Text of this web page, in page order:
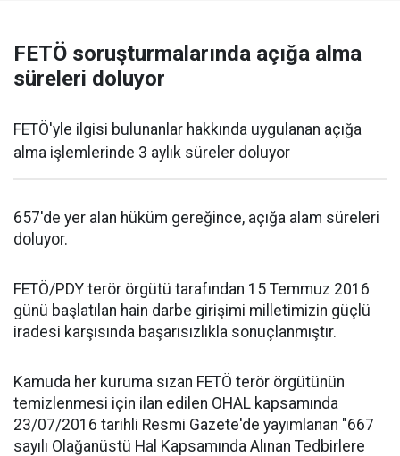
FETÖ soruşturmalarında açığa alma
süreleri doluyor
FETÖ'yle ilgisi bulunanlar hakkında uygulanan açığa
alma işlemlerinde 3 aylık süreler doluyor
657'de yer alan hüküm gereğince, açığa alam süreleri
doluyor.
FETÖ/PDY terör örgütü tarafından 15 Temmuz 2016
günü başlatılan hain darbe girişimi milletimizin güçlü
iradesi karşısında başarısızlıkla sonuçlanmıştır.
Kamuda her kuruma sızan FETÖ terör örgütünün
temizlenmesi için ilan edilen OHAL kapsamında
23/07/2016 tarihli Resmi Gazete'de yayımlanan "667
sayılı Olağanüstü Hal Kapsamında Alınan Tedbirlere